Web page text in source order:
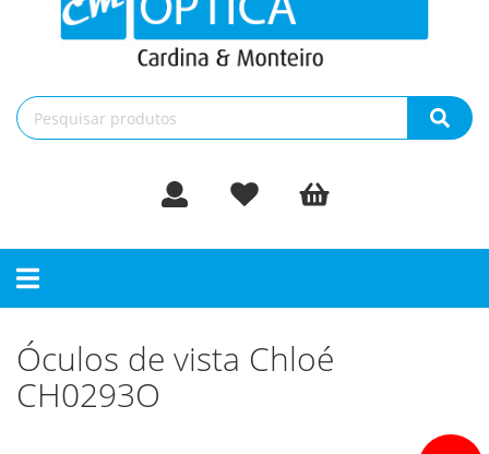
Toggle
navigation
Óculos de vista Chloé
CH0293O